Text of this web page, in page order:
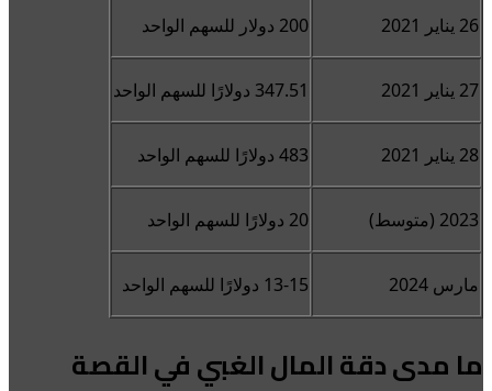
26 يناير 2021 200 دولار للسهم الواحد
27 يناير 2021 347.51 دولارًا للسهم الواحد
28 يناير 2021 483 دولارًا للسهم الواحد
2023 (متوسط) 20 دولارًا للسهم الواحد
مارس 2024 13-15 دولارًا للسهم الواحد
ما مدى دقة المال الغبي في القصة